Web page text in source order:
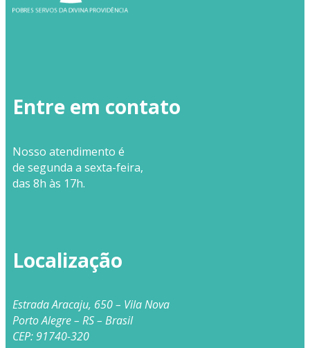
Entre em contato
Nosso atendimento é
de segunda a sexta-feira,
das 8h às 17h.
Localização
Estrada Aracaju, 650 – Vila Nova
Porto Alegre – RS – Brasil
CEP: 91740-320